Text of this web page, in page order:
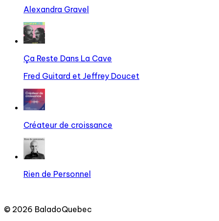
Alexandra Gravel
Ça Reste Dans La Cave
Fred Guitard et Jeffrey Doucet
Créateur de croissance
Rien de Personnel
© 2026 BaladoQuebec